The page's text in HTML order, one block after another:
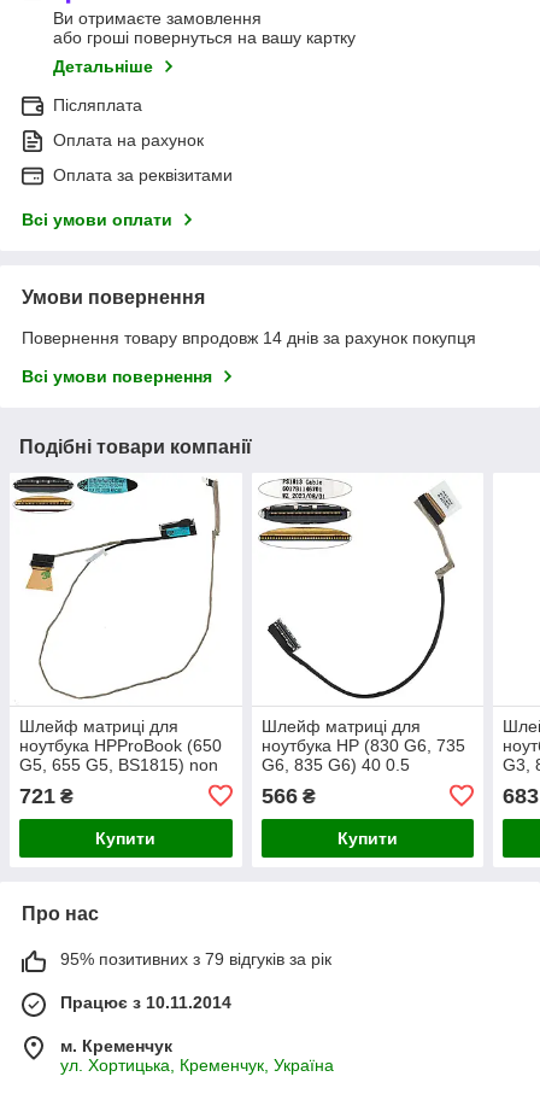
Ви отримаєте замовлення
або гроші повернуться на вашу картку
Детальніше
Післяплата
Оплата на рахунок
Оплата за реквізитами
Всі умови оплати
Умови повернення
Повернення товару впродовж 14 днів за рахунок покупця
Всі умови повернення
Подібні товари компанії
Шлейф матриці для
ноутбука НРProBook (650
G5, 655 G5, BS1815) non
(6017b1221101)
721 ₴
Купити
Шлейф матриці для
ноутбука НР (830 G6, 735
G6, 835 G6) 40 0.5
566₴
Купити
G3,
683
Про нас
95% позитивних з 79 відгуків за рік
Працює з 10.11.2014
м. Кременчук
ул. Хортицька, Кременчук, Україна